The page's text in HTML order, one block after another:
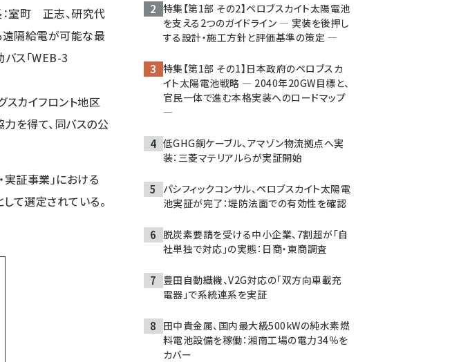
：室町 正志、研究代
遠隔給電が可能な最
ス「WEB-3
カイフロント地区
を得て、同バスの公
証事業」における
て選定されている。
特集【第1部 その2】ペロブスカイト太陽電池
を支える2つのガイドライン ― 実装を後押し
する設計・施工方針と評価基準の策定 ―
特集【第1部 その1】日本政府のペロブスカ
イト太陽電池戦略 ― 2040年20GW目標と、
官民一体で進む本格実装へのロードマップ
―
低GHG銅ケーブル、アマゾン物流拠点へ実
装：三菱マテリアルらが実証開始
パシフィックコンサル、ペロブスカイト太陽電
池実証が完了：堤防法面での有効性を確認
脱炭素要請を受ける中小企業、7割超が「自
社単独で対応」の実態：日商・東商調査
豊田自動織機、V2G対応の「双方向車載充
電器」で系統連系を実証
田中貴金属、国内最大級500kWの純水素燃
料電池設備を稼働：湘南工場の電力34％を
カバー